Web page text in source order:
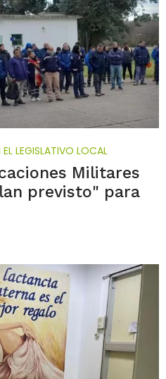
LEGISLATIVO LOCAL
Militares
previsto" para